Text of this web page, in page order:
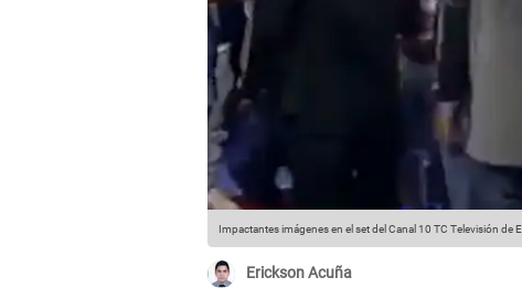
Impactantes imágenes en el set del Canal 10 TC Televisión de
Erickson Acuña